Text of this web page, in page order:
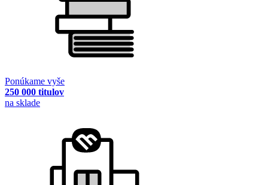
Ponúkame vyše
250 000 titulov
na sklade